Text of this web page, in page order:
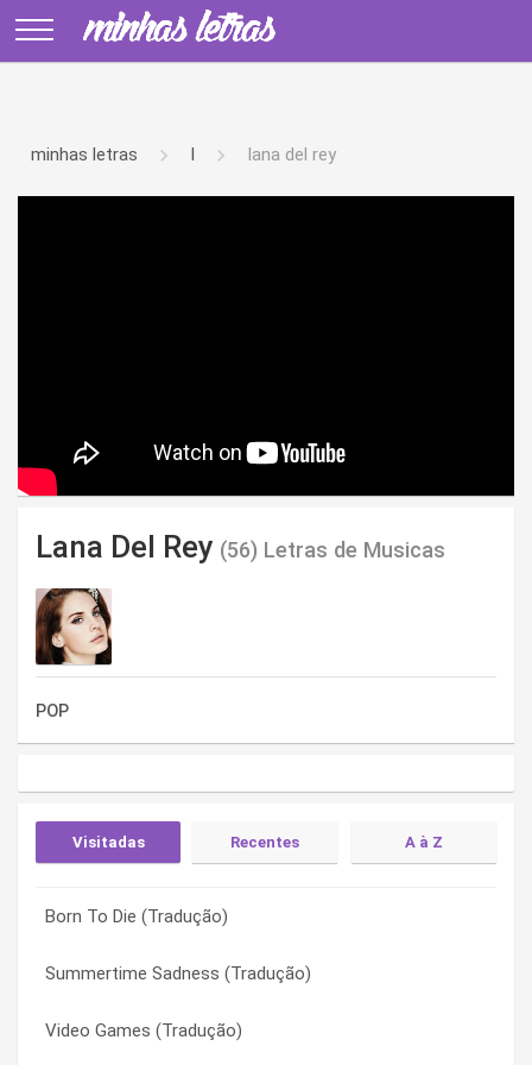
minhas letras l lana del rey
Lana Del Rey (56) Letras de Musicas
POP
Visitadas Recentes A à Z
Born To Die (Tradução)
Summertime Sadness (Tradução)
Video Games (Tradução)
Black Beauty (Letra)
Lolita (Letra)
Freak (Letra)
13 Beaches (Letra)
Beautiful People Beautiful Problems (Letra)
Big Eyes (Letra)